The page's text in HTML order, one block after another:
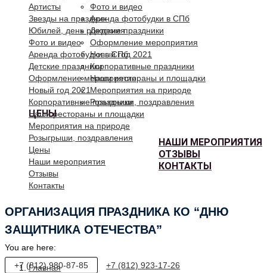
Фото и видео
Аренда фотобудки в СПб
Детские праздники
Оформление мероприятия
Новый год 2021
Корпоративные праздники
Наши рестораны и площадки
Мероприятия на природе
Розыгрыши, поздравления
ЦЕНЫ
НАШИ МЕРОПРИЯТИЯ
ОТЗЫВЫ
КОНТАКТЫ
Артисты
Звезды на праздник
Юбилей, день рождения
Фото и видео
Аренда фотобудки в СПб
Детские праздники
Оформление мероприятия
Новый год 2021
Корпоративные праздники
Наши рестораны и площадки
Мероприятия на природе
Розыгрыши, поздравления
Цены
Наши мероприятия
Отзывы
Контакты
ОРГАНИЗАЦИЯ ПРАЗДНИКА КО “ДНЮ
ЗАЩИТНИКА ОТЕЧЕСТВА”
You are here:
Главная
+7 (812) 980-87-85 +7 (812) 923-17-26